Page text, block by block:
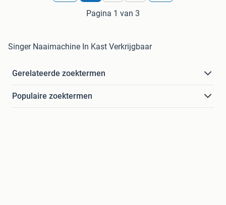
Pagina 1 van 3
Singer Naaimachine In Kast Verkrijgbaar
Gerelateerde zoektermen
Populaire zoektermen